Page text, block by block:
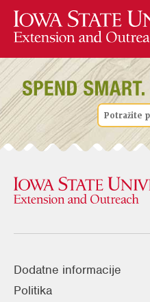
Potražite
Dodatne informacije
Politika